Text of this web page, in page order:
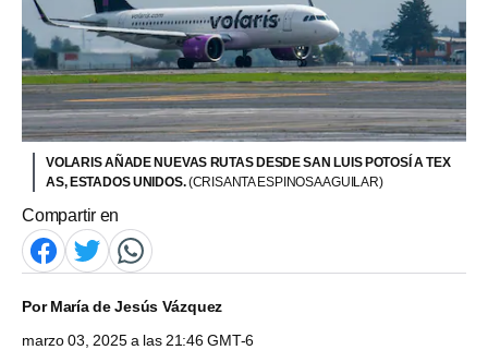
VOLARIS AÑADE NUEVAS RUTAS DESDE SAN LUIS POTOSÍ A TEX
AS, ESTADOS UNIDOS.(CRISANTA ESPINOSA AGUILAR)
Compartir en
PorMaría de Jesús Vázquez
marzo 03, 2025 a las 21:46 GMT-6